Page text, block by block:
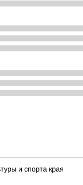
и спорта края